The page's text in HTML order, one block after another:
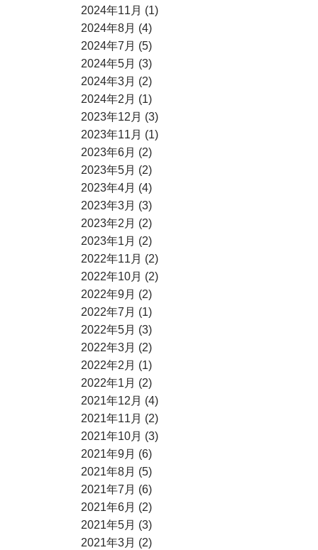
2024年11月 (1)
2024年8月 (4)
2024年7月 (5)
2024年5月 (3)
2024年3月 (2)
2024年2月 (1)
2023年12月 (3)
2023年11月 (1)
2023年6月 (2)
2023年5月 (2)
2023年4月 (4)
2023年3月 (3)
2023年2月 (2)
2023年1月 (2)
2022年11月 (2)
2022年10月 (2)
2022年9月 (2)
2022年7月 (1)
2022年5月 (3)
2022年3月 (2)
2022年2月 (1)
2022年1月 (2)
2021年12月 (4)
2021年11月 (2)
2021年10月 (3)
2021年9月 (6)
2021年8月 (5)
2021年7月 (6)
2021年6月 (2)
2021年5月 (3)
2021年3月 (2)